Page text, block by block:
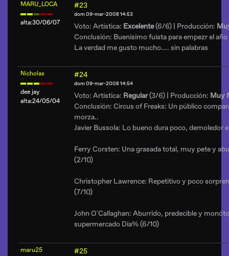
MARU_LOCA
alta:30/06/07
#23
dom 09-mar-2008 14:53
Voto: Artística: Excelente(6/6) | Producción:
Conclusión: Buenisimo fuista para empezr el año
La verdad me gusto mucho.... sin palabras
Nicholas
dee jay
alta:24/05/04
#24
dom 09-mar-2008 14:54
Voto: Artística: Regular(3/6) | Producción: Muy
Conclusión: Circus of Freaks: Un público
morza..
Javier Bussola: Lo bueno dura poco, demoledor
Ferry Corsten: Una grasada total, muy pete y
(2/10)
Christopher Lawrence: Repetitivo y poco
(7/10)
John O'Callaghan: Aburrido, predecible y
supermercado Día% (6/10)
maru25 #25